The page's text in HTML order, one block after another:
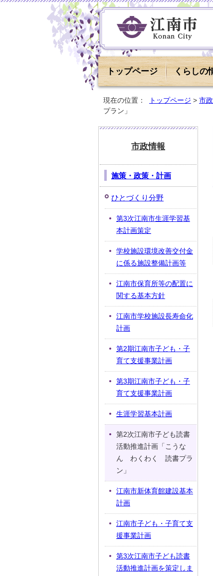
トップページ くらしの
現在の位置： トップページ > 市
プラン」
市政情報
施策・政策・計画
ひとづくり分野
第3次江南市生涯学習基
本計画策定
学校施設環境改善交付金
に係る施設整備計画等
江南市保育所等の配置に
関する基本方針
江南市学校施設長寿命化
計画
第2期江南市子ども・子
育て支援事業計画
第3期江南市子ども・子
育て支援事業計画
生涯学習基本計画
第2次江南市子ども読書
活動推進計画「こうな
ん わくわく 読書プラ
ン」
江南市新体育館建設基本
計画
江南市子ども・子育て支
援事業計画
第3次江南市子ども読書
活動推進計画を策定しま